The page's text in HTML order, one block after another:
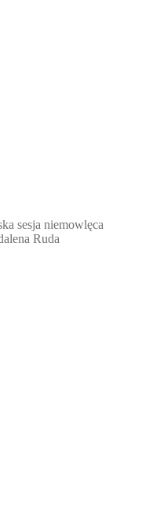
sesja niemowlęca
Ruda